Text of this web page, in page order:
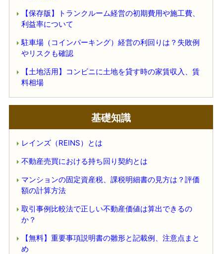
【保存版】トランクルーム経営の初期費用や施工費、
利益率について
駐車場（コインパーキング）経営の利回りは？失敗例
やリスクも確認
【土地活用】コンビニに土地を貸す時の家賃収入、賃
料相場
基礎知識
レインズ（REINS）とは
不動産売買における持ち回り契約とは
マンションの固定資産税、課税明細書の見方は？評価
額の計算方法
取引事例比較法で正しい不動産価値は算出できるの
か？
【無料】重要事項説明書の雛形と記載例、注意点まと
め